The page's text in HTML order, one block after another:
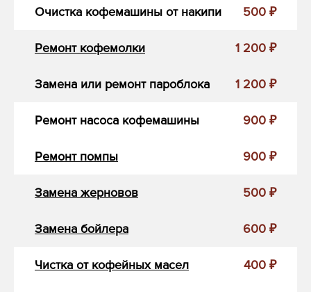
Очистка кофемашины от накипи 500 ₽
Ремонт кофемолки 1 200 ₽
Замена или ремонт пароблока 1 200 ₽
Ремонт насоса кофемашины 900 ₽
Ремонт помпы 900 ₽
Замена жерновов 500 ₽
Замена бойлера 600 ₽
Чистка от кофейных масел 400 ₽